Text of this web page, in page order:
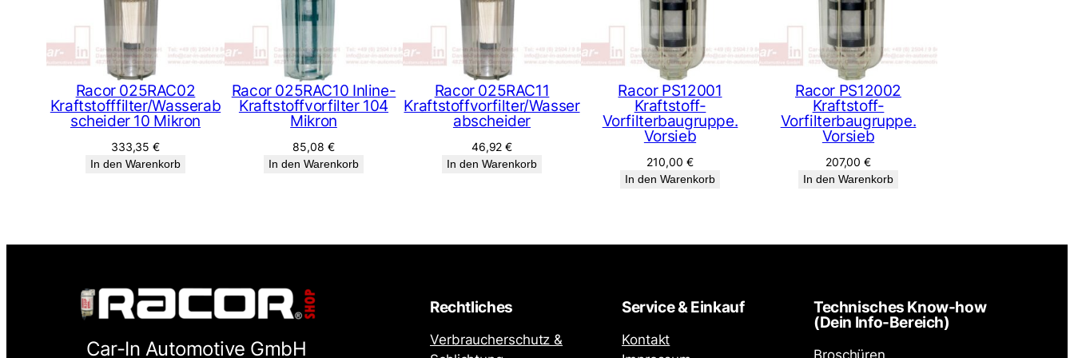
M
e
n
g
e
Racor 025RAC02
Kraftstofffilter/Wasserab
scheider 10 Mikron
333,35€
In den Warenkorb
Racor 025RAC10 Inline-
Kraftstoffvorfilter 104
Mikron
85,08 €
In den Warenkorb
Racor 025RAC11
Kraftstoffvorfilter/Wasser
abscheider
46,92€
In den Warenkorb
Racor PS12001
Kraftstoff-
Vorfilterbaugruppe.
Vorsieb
210,00 €
In den Warenkorb
Racor PS12002
Kraftstoff-
Vorfilterbaugruppe.
Vorsieb
207,00€
In den Warenkorb
Car-In Automotive GmbH
Rechtliches
Verbraucherschutz &
Service & Einkauf
Kontakt
Technisches Know-how
(Dein Info-Bereich)
Broschüren